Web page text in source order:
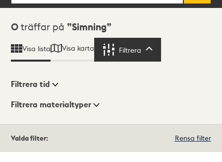
Sökresultat
0 träffar på Simning
Visa lista Visa karta Filtrera
Visningsläge
Filtrera tid
Filtrera materialtyper
träffar
Valda filter: Rensa filter